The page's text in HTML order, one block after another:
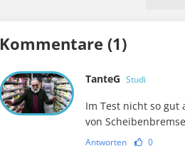
Kommentare (1)
TanteG Studi
Im Test nicht so gut
von
Antworten 0